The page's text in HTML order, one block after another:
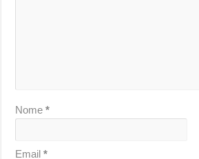
Nome*
Email*